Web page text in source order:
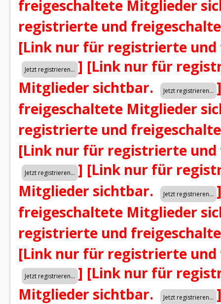
freigeschaltete Mitglieder
registrierte und
[Link nur für registrierte
] [Link nur für
Mitglieder sichtbar.
]
freigeschaltete Mitglieder
registrierte und
[Link nur für registrierte
] [Link nur für
Mitglieder sichtbar.
]
freigeschaltete Mitglieder
registrierte und
[Link nur für registrierte
] [Link nur für
Mitglieder sichtbar.
]